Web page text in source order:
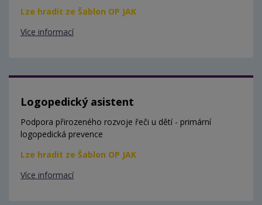
Lze hradit ze Šablon OP JAK
Více informací
Logopedický asistent
Podpora přirozeného rozvoje řeči u dětí - primární
logopedická prevence
Lze hradit ze Šablon OP JAK
Více informací